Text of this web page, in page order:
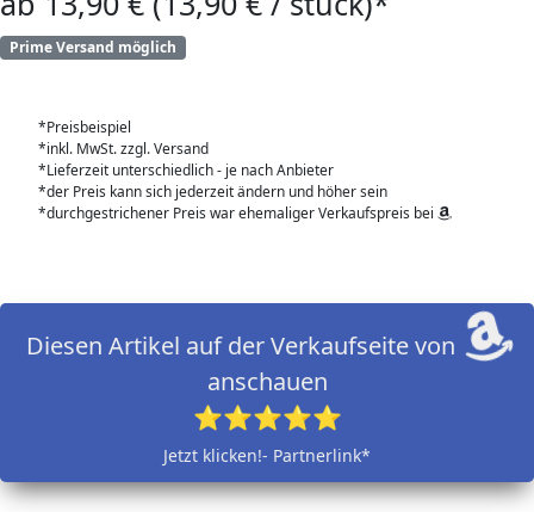
Prime Versand möglich
*Preisbeispiel
*inkl. MwSt. zzgl. Versand
*Lieferzeit unterschiedlich - je nach Anbieter
*der Preis kann sich jederzeit ändern und höher sein
*durchgestrichener Preis war ehemaliger Verkaufspreis bei
Diesen Artikel auf der Verkaufseite von
anschauen
⭐⭐⭐⭐⭐
Jetzt klicken!- Partnerlink*